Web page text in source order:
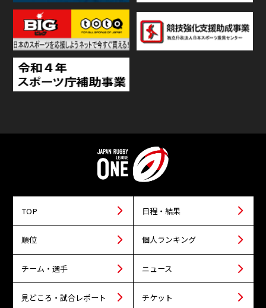
TOP 日程・結果
順位 個人ランキング
チーム・選手 ニュース
見どころ・試合レポート チケット